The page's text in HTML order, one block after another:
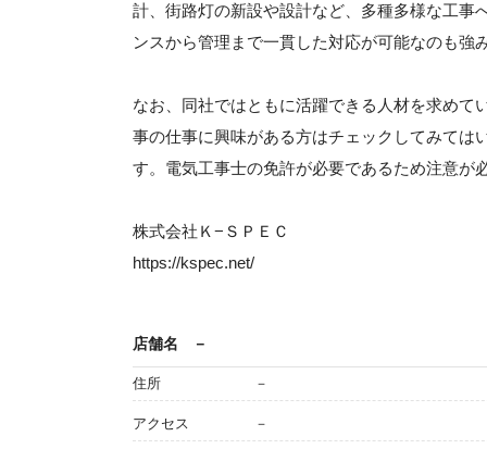
計、街路灯の新設や設計など、多種多様な工事
ンスから管理まで一貫した対応が可能なのも強
なお、同社ではともに活躍できる人材を求めて
事の仕事に興味がある方はチェックしてみては
す。電気工事士の免許が必要であるため注意が
株式会社Ｋ−ＳＰＥＣ
https://kspec.net/
店舗名 －
住所 －
アクセス －